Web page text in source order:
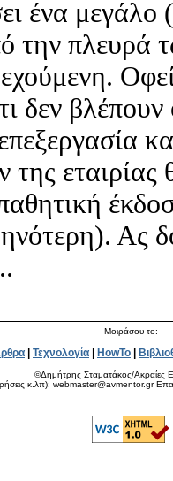
ένα μεγάλο
την πλευρά
δεν
της εταιρίας
Ας
Μοιράσου το:
| Τεχνολογία | HowTo |
©Δημήτρης Σταματάκος/Ακραίες
κ.λπ): webmaster@avmentor.gr